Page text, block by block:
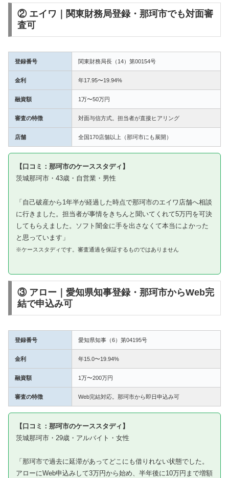
② エイワ｜関東財務局登録・那珂市でも対面審
査可
登録番号 関東財務局長（14）第00154号
金利 年17.95〜19.94%
融資額 1万〜50万円
審査の特徴 対面与信方式。担当者が直接ヒアリング
店舗 全国170店舗以上（那珂市にも展開）
【口コミ：那珂市のケーススタディ】
茨城那珂市・43歳・自営業・男性
「自己破産から1年半が経過した時点で那珂市のエイワ店舗へ相談
に行きました。担当者が事情をきちんと聞いてくれて5万円を可決
してもらえました。ソフト闇金に手を出さなくて本当によかった
と思っています」
※ケーススタディです。審査通過を保証するものではありません
③ アロー｜愛知県知事登録・那珂市からWeb完
結で申込み可
登録番号 愛知県知事（6）第04195号
金利 年15.0〜19.94%
融資額 1万〜200万円
審査の特徴 Web完結対応。那珂市から即日申込み可
【口コミ：那珂市のケーススタディ】
茨城那珂市・29歳・アルバイト・女性
「那珂市で過去に延滞があってどこにも借りれない状態でした。
アローにWeb申込みして3万円から始め、半年後に10万円まで増額